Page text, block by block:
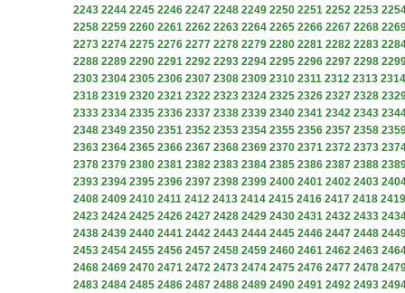
2243 2244 2245 2246 2247 2248 2249 2250 2251 2252 2253
2258 2259 2260 2261 2262 2263 2264 2265 2266 2267 2268
2273 2274 2275 2276 2277 2278 2279 2280 2281 2282 2283
2288 2289 2290 2291 2292 2293 2294 2295 2296 2297 2298
2303 2304 2305 2306 2307 2308 2309 2310 2311 2312 2313 2314
2318 2319 2320 2321 2322 2323 2324 2325 2326 2327 2328
2333 2334 2335 2336 2337 2338 2339 2340 2341 2342 2343
2348 2349 2350 2351 2352 2353 2354 2355 2356 2357 2358
2363 2364 2365 2366 2367 2368 2369 2370 2371 2372 2373
2378 2379 2380 2381 2382 2383 2384 2385 2386 2387 2388
2393 2394 2395 2396 2397 2398 2399 2400 2401 2402 2403
2408 2409 2410 2411 2412 2413 2414 2415 2416 2417 2418 2419
2423 2424 2425 2426 2427 2428 2429 2430 2431 2432 2433
2438 2439 2440 2441 2442 2443 2444 2445 2446 2447 2448
2453 2454 2455 2456 2457 2458 2459 2460 2461 2462 2463
2468 2469 2470 2471 2472 2473 2474 2475 2476 2477 2478
2483 2484 2485 2486 2487 2488 2489 2490 2491 2492 2493